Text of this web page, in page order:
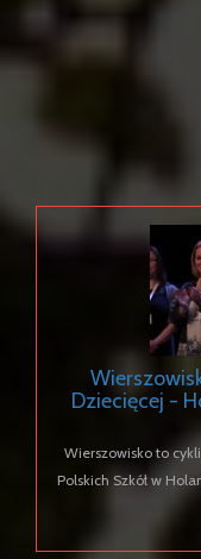
Dziecięcej -
Wierszowisko to
Polskich Szkół w